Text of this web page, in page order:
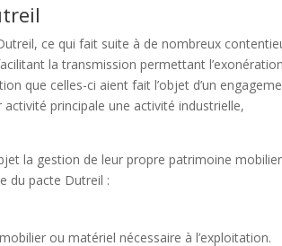
ce qui fait suite à de nombreux
la transmission permettant
que celles-ci aient fait l’objet d’un
principale une activité industrielle,
la gestion de leur propre patrimoine
du pacte Dutreil :
ou matériel nécessaire à l’exploitation.